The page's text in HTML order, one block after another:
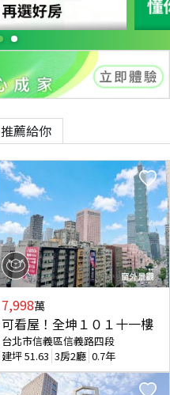
推薦給你
7,998萬
可看屋！全坤１０１十一樓
台北市信義區信義路四段
建坪51.63 3房2廳 0.7年